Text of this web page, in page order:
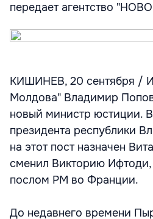
передает агентство
КИШИНЕВ, 20 сентября /
Молдова" Владимир
новый министр юстиции.
президента республики
на этот пост назначен
сменил Викторию Ифтоди,
послом РМ во Франции.
До недавнего времени